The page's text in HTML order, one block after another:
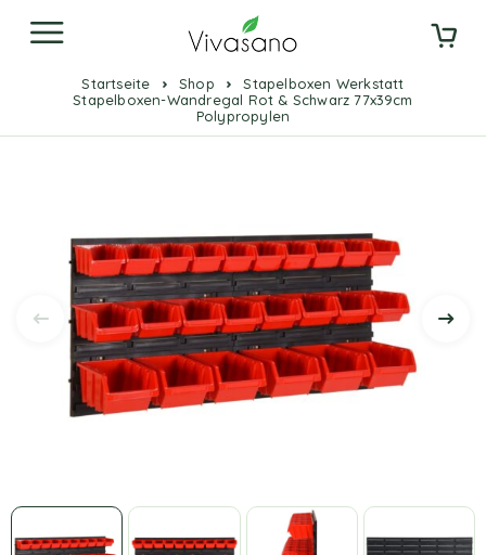
Startseite Shop
Stapelboxen Werkstatt
Stapelboxen-Wandregal Rot & Schwarz 77x39cm
Polypropylen